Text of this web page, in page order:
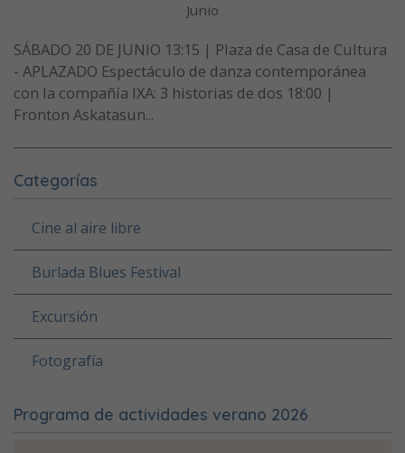
Junio
SÁBADO 20 DE JUNIO 13:15 | Plaza de Casa de Cultura
- APLAZADO Espectáculo de danza contemporánea
con la compañía IXA: 3 historias de dos 18:00 |
Fronton Askatasun...
Categorías
Cine al aire libre
Burlada Blues Festival
Excursión
Fotografía
Programa de actividades verano 2026